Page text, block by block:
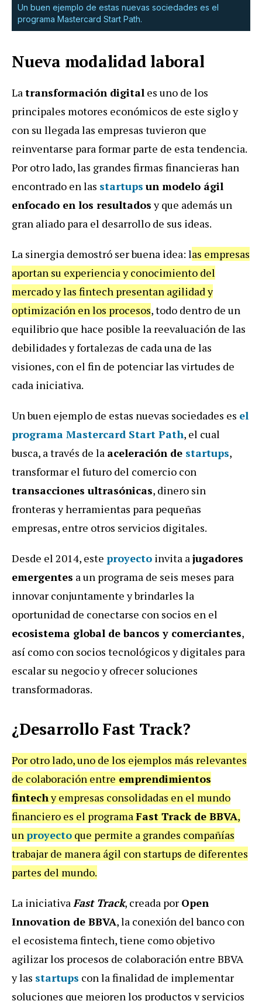
Un buen ejemplo de estas nuevas sociedades es el
programa Mastercard Start Path.
Nueva modalidad laboral
Latransformación digital es uno de los
principales motores económicos de este siglo y
con su llegada las empresas tuvieron que
reinventarse para formar parte de esta tendencia.
Por otro lado, las grandes firmas financieras han
encontrado en las startups un modelo ágil
enfocado en los resultadosy que además un
gran aliado para el desarrollo de sus ideas.
La sinergia demostró ser buena idea: las empresas
aportan su experiencia y conocimiento del
mercado y las fintech presentan agilidad y
optimización en los procesos, todo dentro de un
equilibrio que hace posible la reevaluación de las
debilidades y fortalezas de cada una de las
visiones, con el fin de potenciar las virtudes de
cada iniciativa.
Un buen ejemplo de estas nuevas sociedades es el
programa Mastercard Start Path, el cual
busca, a través de la aceleración de startups,
transformar el futuro del comercio con
transacciones ultrasónicas, dinero sin
fronteras y herramientas para pequeñas
empresas, entre otros servicios digitales.
Desde el 2014, este proyecto invita ajugadores
emergentes a un programa de seis meses para
innovar conjuntamente y brindarles la
oportunidad de conectarse con socios en el
ecosistema global de bancos y comerciantes,
así como con socios tecnológicos y digitales para
escalar su negocio y ofrecer soluciones
transformadoras.
¿Desarrollo Fast Track?
Por otro lado, uno de los ejemplos más relevantes
de colaboración entre emprendimientos
fintechy empresas consolidadas en el mundo
financiero es el programaFast Track de BBVA,
unproyecto que permite a grandes compañías
trabajar de manera ágil con startups de diferentes
partes del mundo.
La iniciativaFast Track, creada por Open
Innovation de BBVA, la conexión del banco con
el ecosistema fintech, tiene como objetivo
agilizar los procesos de colaboración entre BBVA
y las startups con la finalidad de implementar
soluciones que mejoren los productos y servicios